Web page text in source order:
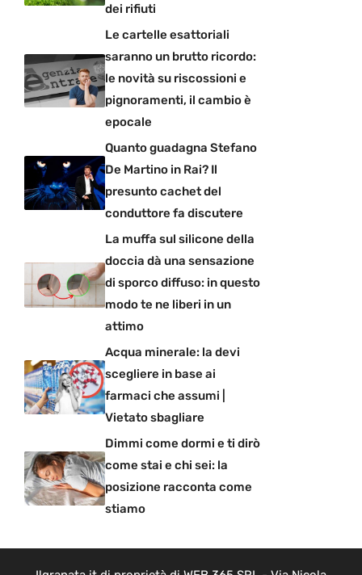
dei rifiuti
Le cartelle esattoriali
saranno un brutto ricordo:
le novità su riscossioni e
pignoramenti, il cambio è
epocale
Quanto guadagna Stefano
De Martino in Rai? Il
presunto cachet del
conduttore fa discutere
La muffa sul silicone della
doccia dà una sensazione
di sporco diffuso: in questo
modo te ne liberi in un
attimo
Acqua minerale: la devi
scegliere in base ai
farmaci che assumi |
Vietato sbagliare
Dimmi come dormi e ti dirò
come stai e chi sei: la
posizione racconta come
stiamo